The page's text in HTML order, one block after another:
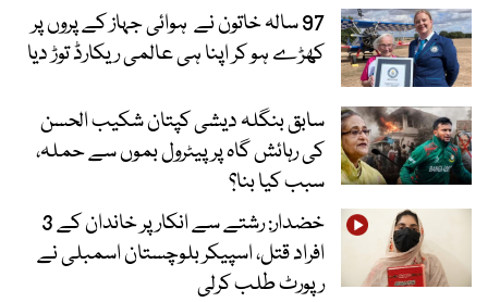
97 سالہ خاتون نے ہوائی جہاز کے پروں پر
کھڑے ہو کر اپنا ہی عالمی ریکارڈ توڑ دیا
سابق بنگلہ دیشی کپتان شکیب الحسن
کی رہائش گاہ پر پیٹرول بموں سے حملہ،
سبب کیا بنا؟
خضدار: رشتے سے انکار پر خاندان کے 3
افراد قتل، اسپیکر بلوچستان اسمبلی نے
رپورٹ طلب کرلی